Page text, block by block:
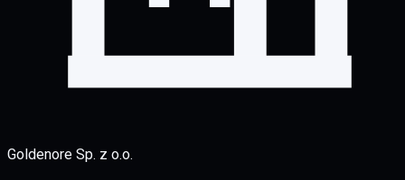
Goldenore Sp. z o.o.